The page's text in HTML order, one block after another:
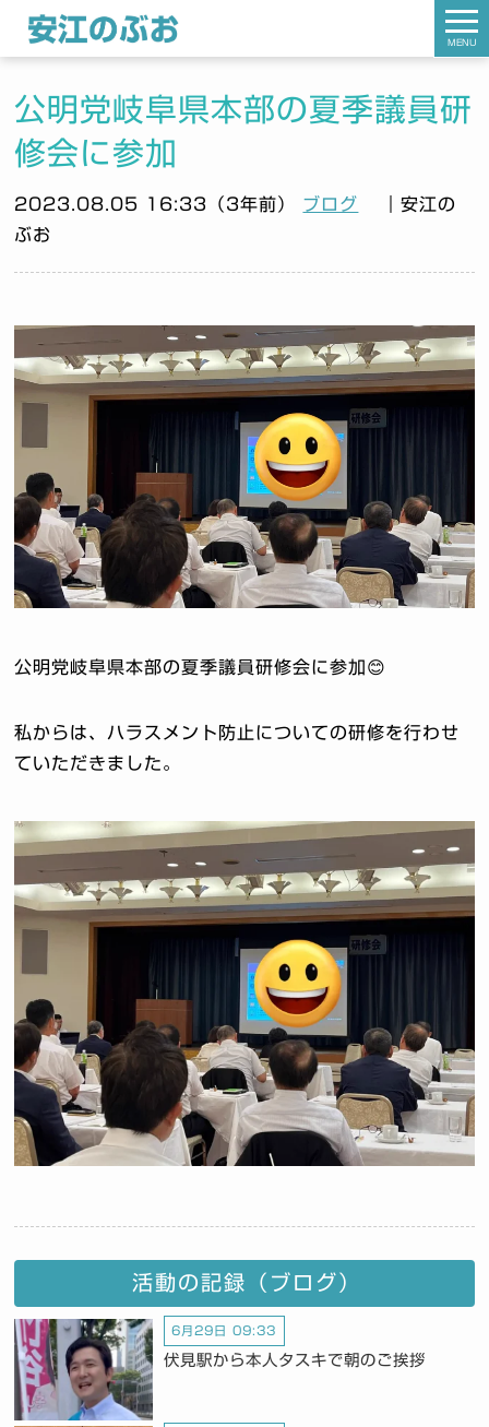
公明党岐阜県本部の夏季議員研
修会に参加
2023.08.05 16:33（3年前） ブログ
｜安江の
ぶお
公明党岐阜県本部の夏季議員研修会に参加😊
私からは、ハラスメント防止についての研修を行わせ
ていただきました。
活動の記録（ブログ）
6月29日 09:33
伏見駅から本人タスキで朝のご挨拶
MENU